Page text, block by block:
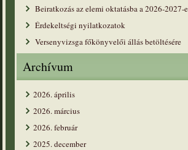
Beiratkozás az elemi oktatásba a 2026-2027-
Érdekeltségi nyilatkozatok
Versenyvizsga főkönyvelői állás betöltésére
Archívum
2026. április
2026. március
2026. február
2025. december